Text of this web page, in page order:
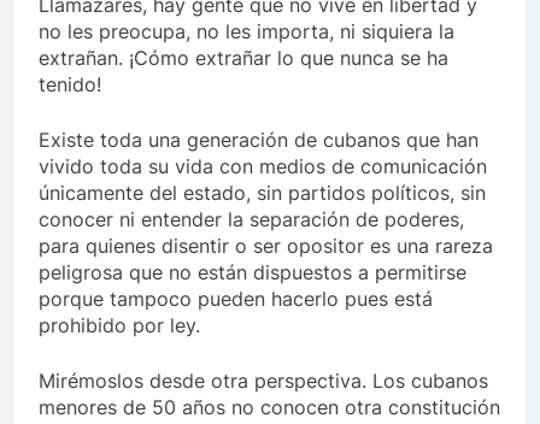
Llamazares, hay gente que no vive en libertad y
no les preocupa, no les importa, ni siquiera la
extrañan. ¡Cómo extrañar lo que nunca se ha
tenido!
Existe toda una generación de cubanos que han
vivido toda su vida con medios de comunicación
únicamente del estado, sin partidos políticos, sin
conocer ni entender la separación de poderes,
para quienes disentir o ser opositor es una rareza
peligrosa que no están dispuestos a permitirse
porque tampoco pueden hacerlo pues está
prohibido por ley.
Mirémoslos desde otra perspectiva. Los cubanos
menores de 50 años no conocen otra constitución